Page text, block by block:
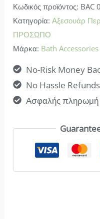
Bamboo
για
Μάσκες
Προσώπου
ποσότητα
Κωδικός προϊόντος: BAC
Κατηγορία:Αξεσουάρ
ΠΡΟΣΩΠΟ
Μάρκα: Bath Accessories
No-Risk Money
No Hassle Refunds
Ασφαλής πληρωμή